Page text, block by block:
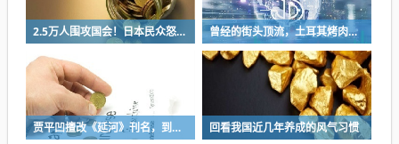
2.5万人围攻国会！日本民众怒了：让她下台！ 曾经的街头顶流，土耳其烤肉为什么消失了？
贾平凹擅改《延河》刊名，到底错在哪里？这三点才是问题的关键 回看我国近几年养成的风气习惯